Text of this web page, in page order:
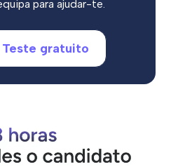
para ajudar-te.
Teste gratuito